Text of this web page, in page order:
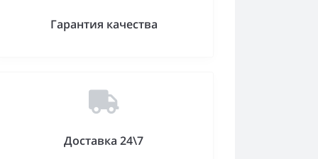
Гарантия качества
Доставка 24\7